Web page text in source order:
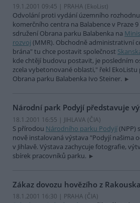
19.1.2001 09:45 | PRAHA (EkoList)
Odvolání proti vydání územního
komerčního centra na Balabence v Praze
sdružení Obrana parku Balabenka na
rozvoj (MMR). Obchodně administrativní
brána" tu chce postavit společnost
kde chtějí budovu postavit, je posledním
zcela vybetonované oblasti," řekl
Obrana parku Balabenka Ivo Steiner.
Národní park Podyjí představuje
18.1.2001 16:55 | JIHLAVA (ČIA)
S přírodou Národního parku Podyjí(NPP)
nově instalovaná výstava "Podyjí našima
v Jihlavě. Výstava zachycuje fotografie,
sbírek pracovníků parku.
Zákaz dovozu hovězího z
18.1.2001 16:30 | PRAHA (ČIA)